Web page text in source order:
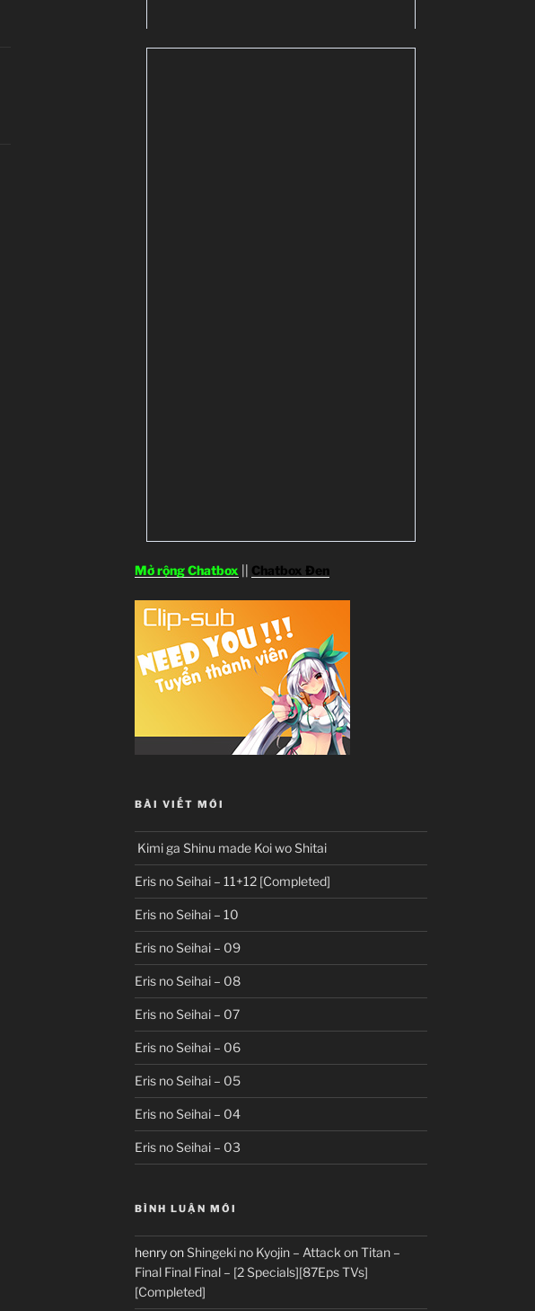
Mở rộng Chatbox Chatbox Đen
BÀI VIẾT MỚI
Kimi ga Shinu made Koi wo Shitai
Eris no Seihai – 11+12 [Completed]
Eris no Seihai – 10
Eris no Seihai – 09
Eris no Seihai – 08
Eris no Seihai – 07
Eris no Seihai – 06
Eris no Seihai – 05
Eris no Seihai – 04
Eris no Seihai – 03
BÌNH LUẬN MỚI
henryonShingeki no Kyojin – Attack on Titan –
Final Final Final – [2 Specials][87Eps TVs]
[Completed]